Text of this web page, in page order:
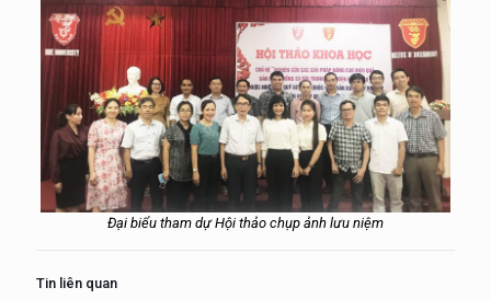
Đại biểu tham dự Hội thảo chụp ảnh lưu niệm
Tin liên quan